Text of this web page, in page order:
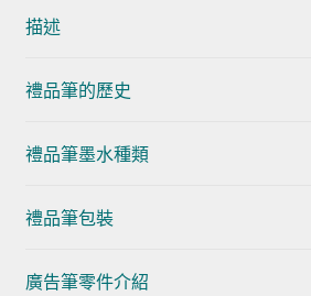
描述
禮品筆的歷史
禮品筆墨水種類
禮品筆包裝
廣告筆零件介紹